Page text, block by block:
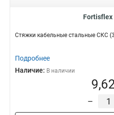
Fortisflex
Стяжки кабельные стальные СКС
Подробнее
Наличие: В наличии
–